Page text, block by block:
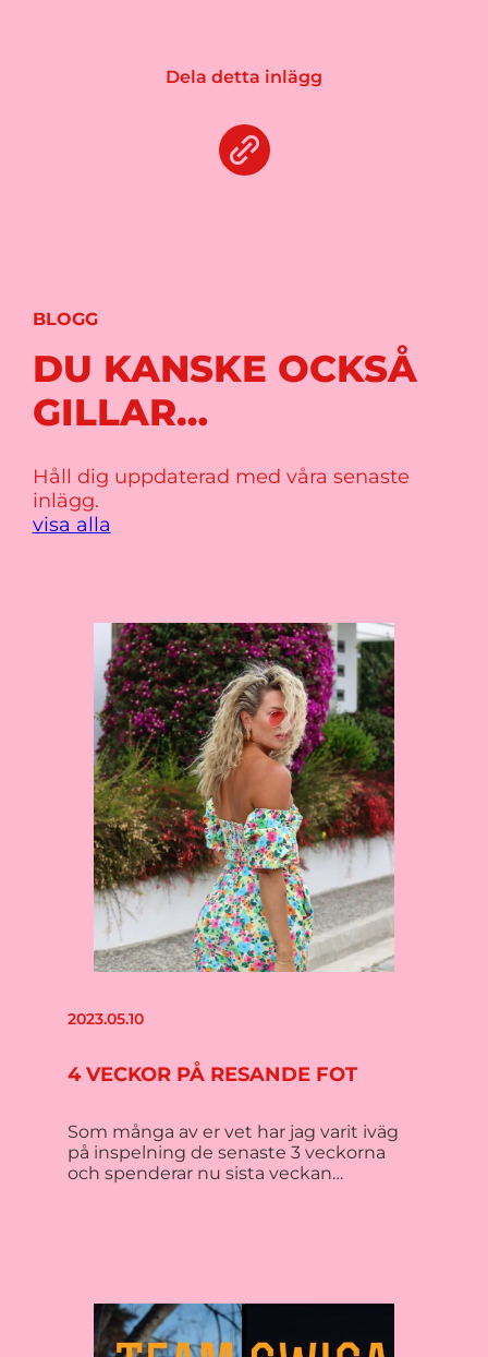
Dela detta inlägg
BLOGG
DU KANSKE OCKSÅ
GILLAR…
Håll dig uppdaterad med våra senaste
inlägg.
visa alla
2023.05.10
4 VECKOR PÅ RESANDE FOT
Som många av er vet har jag varit iväg
på inspelning de senaste 3 veckorna
och spenderar nu sista veckan…